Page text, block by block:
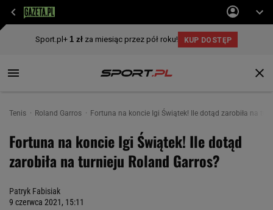
Tenis Roland Garros Fortuna na koncie Igi Świątek! Ile dotąd zarobiła na
Fortuna na koncie Igi Świątek! Ile dotąd
zarobiła na turnieju Roland Garros?
Patryk Fabisiak
9 czerwca 2021, 15:11